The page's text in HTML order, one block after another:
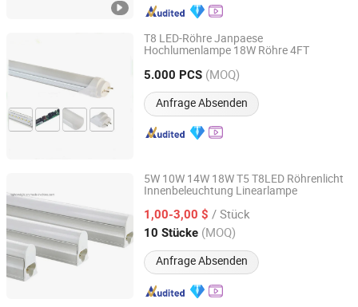
T8 LED-Röhre Janpaese
Hochlumenlampe 18W Röhre 4FT
5.000 PCS (MOQ)
Anfrage Absenden
Jiangmen Gepsen Lighting Electric Co., Ltd.
Guangdong, China Seit 2020
5W 10W 14W 18W T5 T8LED Röhrenlicht
Innenbeleuchtung Linearlampe
1,00-3,00 $ / Stück
10 Stücke (MOQ)
Anfrage Absenden
Rayborn Lighting Industry Co., Ltd.
Guangdong, China Seit 2011